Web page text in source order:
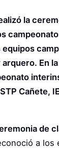
la
En
Cañete,
de
a